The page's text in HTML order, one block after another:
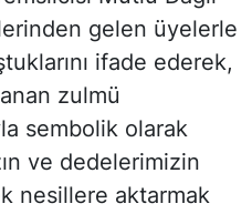
gelen üyelerle
ifade ederek,
zulmü
sembolik olarak
ve dedelerimizin
nesillere aktarmak